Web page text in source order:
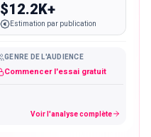
$12.2K+
Estimation par publication
GENRE DE L'AUDIENCE
Commencer l'essai gratuit
Voir l'analyse complète